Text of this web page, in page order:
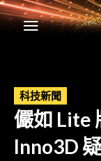
科技新聞
儼如 Lite
Inno3D